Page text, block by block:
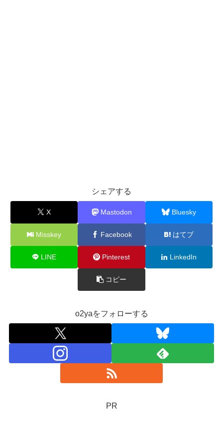
シェアする
X Mastodon Bluesky
Misskey Facebook はてブ
LINE Pinterest LinkedIn
コピー
o2yaをフォローする
PR